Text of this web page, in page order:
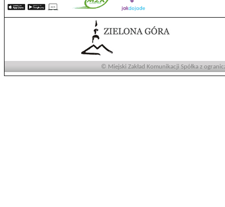
© Miejski Zakład Komunikacji Spółka z